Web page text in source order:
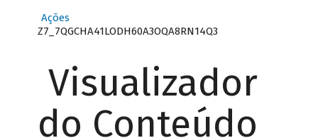
Ações
Z7_7QGCHA41LODH60A3OQA8RN14Q3
Visualizador
do Conteúdo